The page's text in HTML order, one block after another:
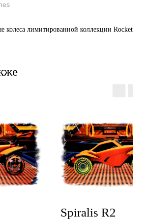
колеса лимитированной коллекции Rocket
Spiralis R2